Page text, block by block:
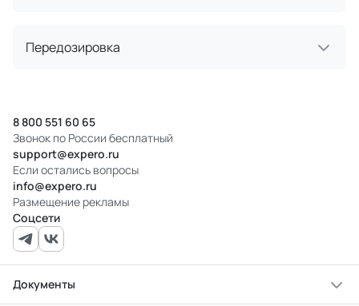
Передозировка
8 800 551 60 65
Звонок по России бесплатный
support@expero.ru
Если остались вопросы
info@expero.ru
Размещение рекламы
Соцсети
Документы